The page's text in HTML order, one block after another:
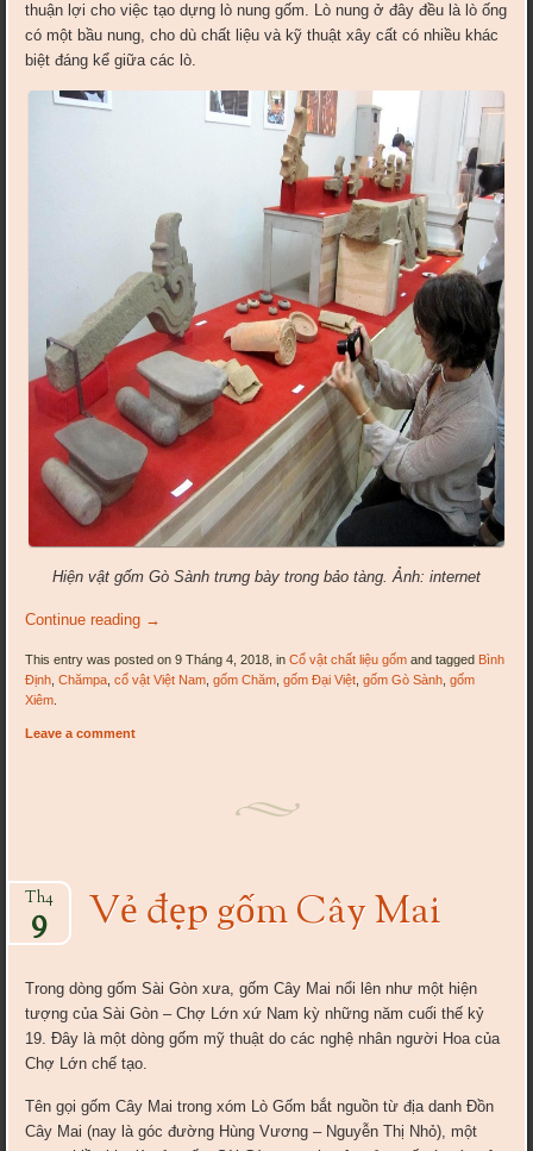
thuận lợi cho việc tạo dựng lò nung gốm. Lò nung ở đây đều là lò ống
có một bầu nung, cho dù chất liệu và kỹ thuật xây cất có nhiều khác
biệt đáng kể giữa các lò.
Hiện vật gốm Gò Sành trưng bày trong bảo tàng. Ảnh: internet
Continue reading →
This entry was posted on 9 Tháng 4, 2018, inCổ vật chất liệu gốm and tagged Bình
Định ,Chămpa ,cổ vật Việt Nam ,gốm Chăm ,gốm Đại Việt ,gốm Gò Sành ,gốm
Xiêm
Leave a comment
Vẻ đẹp gốm Cây Mai
Th4
9
Trong dòng gốm Sài Gòn xưa, gốm Cây Mai nổi lên như một hiện
tượng của Sài Gòn – Chợ Lớn xứ Nam kỳ những năm cuối thế kỷ
19. Đây là một dòng gốm mỹ thuật do các nghệ nhân người Hoa của
Chợ Lớn chế tạo.
Tên gọi gốm Cây Mai trong xóm Lò Gốm bắt nguồn từ địa danh Đồn
Cây Mai (nay là góc đường Hùng Vương – Nguyễn Thị Nhỏ), một